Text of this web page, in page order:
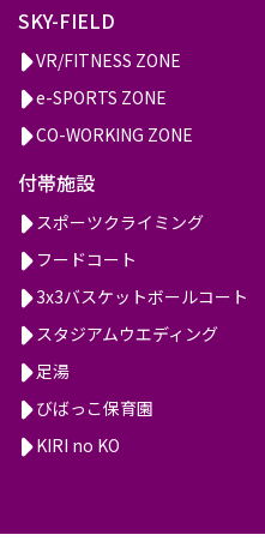
SKY-FIELD
VR/FITNESS ZONE
e-SPORTS ZONE
CO-WORKING ZONE
付帯施設
スポーツクライミング
フードコート
3x3バスケットボールコート
スタジアムウエディング
足湯
びばっこ保育園
KIRI no KO